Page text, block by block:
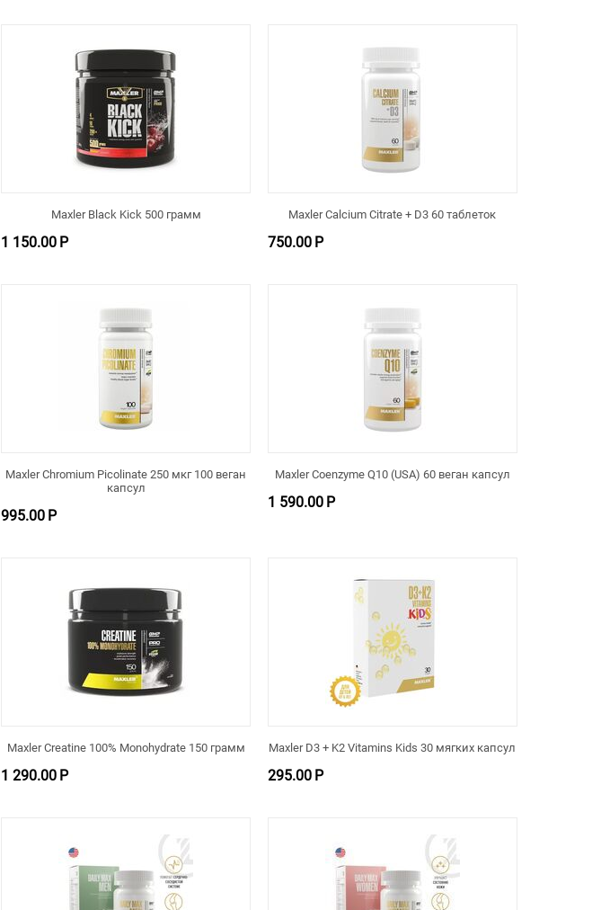
Maxler Black Kick 500 грамм
1 150.00 Р
Maxler Calcium Citrate + D3 60 таблеток
750.00 Р
Maxler Chromium Picolinate 250 мкг 100 веган
капсул
995.00 Р
Maxler Coenzyme Q10 (USA) 60 веган капсул
1 590.00 Р
Maxler Creatine 100% Monohydrate 150 грамм
1 290.00 Р
Maxler D3 + K2 Vitamins Kids 30 мягких капсул
295.00 Р